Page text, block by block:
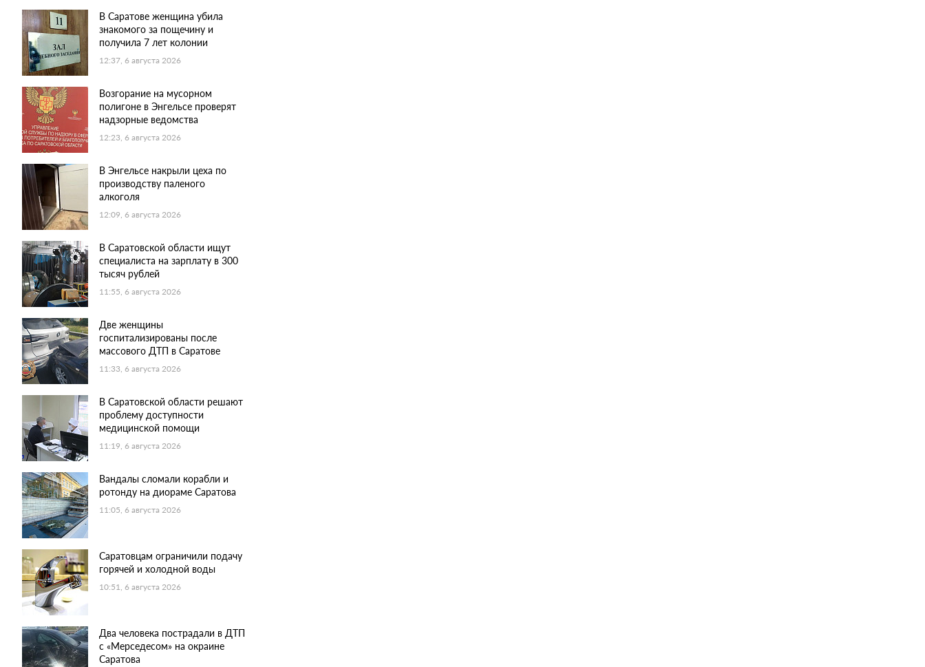
В Саратове женщина убила
знакомого за пощечину и
получила 7 лет колонии
12:37, 6 августа 2026
Возгорание на мусорном
полигоне в Энгельсе проверят
надзорные ведомства
12:23, 6 августа 2026
В Энгельсе накрыли цеха по
производству паленого
алкоголя
12:09, 6 августа 2026
В Саратовской области ищут
специалиста на зарплату в 300
тысяч рублей
11:55, 6 августа 2026
Две женщины
госпитализированы после
массового ДТП в Саратове
11:33, 6 августа 2026
В Саратовской области решают
проблему доступности
медицинской помощи
11:19, 6 августа 2026
Вандалы сломали корабли и
ротонду на диораме Саратова
11:05, 6 августа 2026
Саратовцам ограничили подачу
горячей и холодной воды
10:51, 6 августа 2026
Два человека пострадали в ДТП
с «Мерседесом» на окраине
Саратова